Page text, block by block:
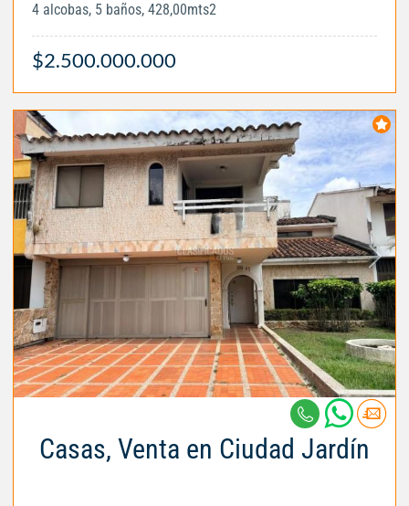
4 alcobas, 5 baños, 428,00mts2
$2.500.000.000
Casas, Venta en Ciudad Jardín